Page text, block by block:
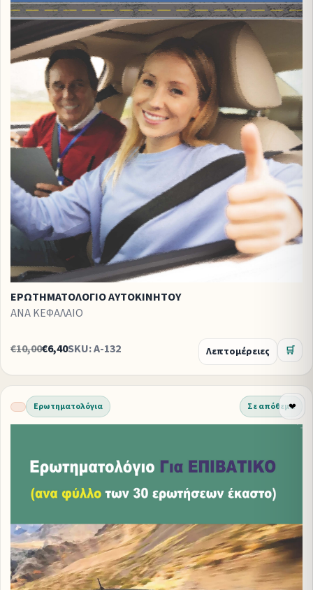
ΕΡΩΤΗΜΑΤΟΛΟΓΙΟ ΑΥΤΟΚΙΝΗΤΟΥ
ΑΝΑ ΚΕΦΑΛΑΙΟ
€10,00€6,40SKU: A-132 Λεπτομέρειες 🛒
❤
Ερωτηματολόγια Σε απόθεμα